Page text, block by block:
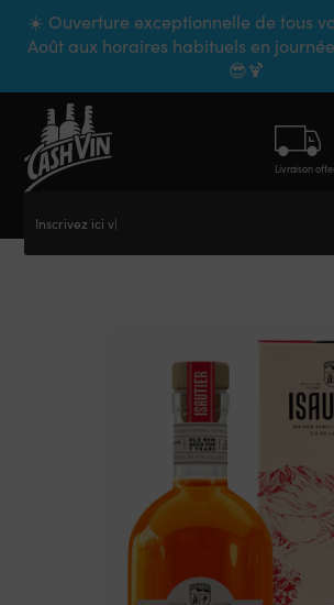
☀️ Ouverture exceptionnelle de tous
Août aux horaires habituels en
😎🍹
Inscrivez ici votr
Livraison
Panneau de gestion des cookies